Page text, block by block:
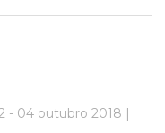
- 04 outubro 2018 |